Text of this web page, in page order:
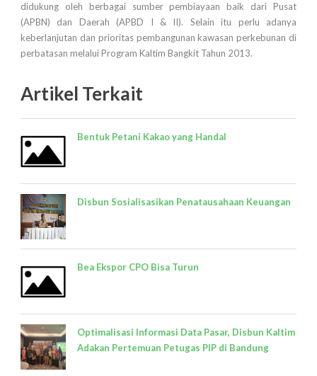
didukung oleh berbagai sumber pembiayaan baik dari Pusat
(APBN) dan Daerah (APBD I & II). Selain itu perlu adanya
keberlanjutan dan prioritas pembangunan kawasan perkebunan di
perbatasan melalui Program Kaltim Bangkit Tahun 2013.
Artikel Terkait
Bentuk Petani Kakao yang Handal
Disbun Sosialisasikan Penatausahaan Keuangan
Bea Ekspor CPO Bisa Turun
Optimalisasi Informasi Data Pasar, Disbun Kaltim
Adakan Pertemuan Petugas PIP di Bandung